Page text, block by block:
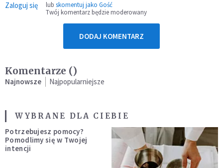
Zaloguj się lub skomentuj jako Gość
Twój komentarz będzie moderowany
DODAJ KOMENTARZ
Komentarze ()
Najnowsze Najpopularniejsze
WYBRANE DLA CIEBIE
Potrzebujesz pomocy?
Pomodlimy się w Twojej
intencji